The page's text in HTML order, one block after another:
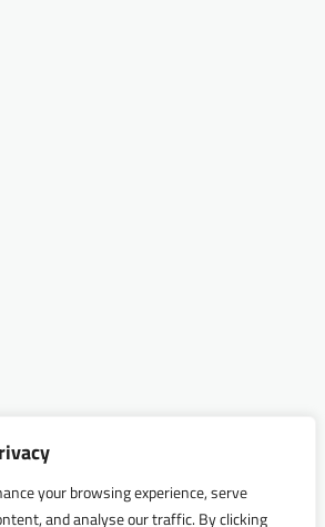
your browsing experience, serve
and analyse our traffic. By clicking